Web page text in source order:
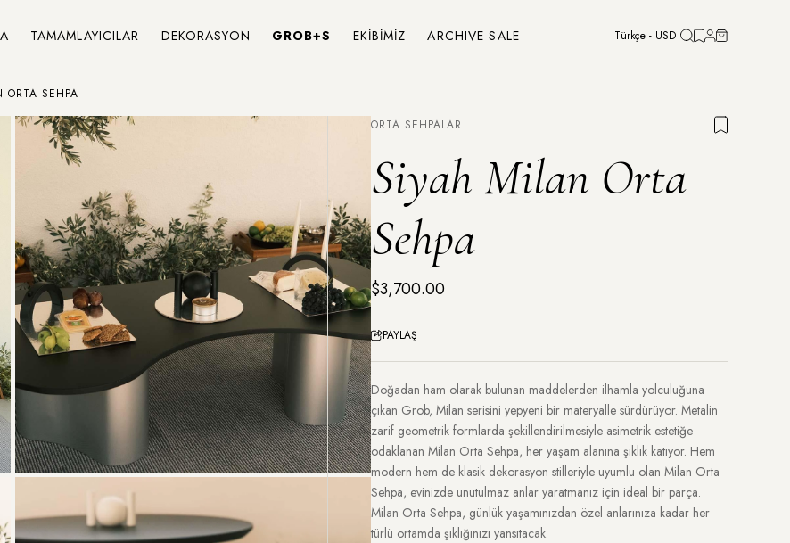
TAMAMLAYICILAR DEKORASYON GROB+S EKİBİMİZ ARCHIVE SALE Türkçe - USD
ORTA SEHPA
ORTA SEHPALAR
Siyah Milan Orta
Sehpa
$3,700.00
PAYLAŞ
Doğadan ham olarak bulunan maddelerden ilhamla yolculuğuna
çıkan Grob, Milan serisini yepyeni bir materyalle sürdürüyor. Metalin
zarif geometrik formlarda şekillendirilmesiyle asimetrik estetiğe
odaklanan Milan Orta Sehpa, her yaşam alanına şıklık katıyor. Hem
modern hem de klasik dekorasyon stilleriyle uyumlu olan Milan Orta
Sehpa, evinizde unutulmaz anlar yaratmanız için ideal bir parça.
Milan Orta Sehpa, günlük yaşamınızdan özel anlarınıza kadar her
türlü ortamda şıklığınızı yansıtacak.